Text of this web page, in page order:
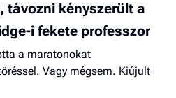
távozni kényszerült a
i fekete professzor
a maratonokat
Vagy mégsem. Kiújult